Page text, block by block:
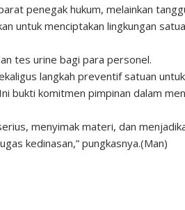
penegak hukum, melainkan
untuk menciptakan lingkungan
tes urine bagi para personel.
langkah preventif satuan untuk
bukti komitmen pimpinan dalam
menyimak materi, dan
kedinasan,” pungkasnya.(Man)